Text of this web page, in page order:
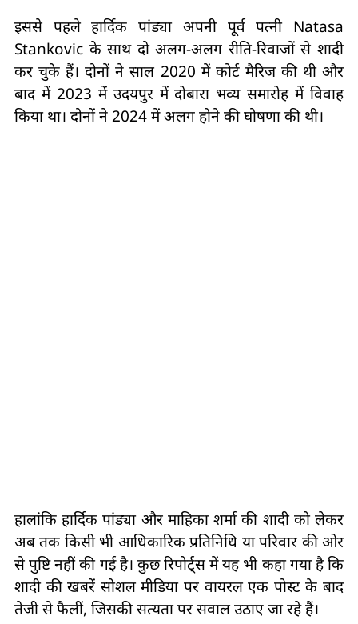
इससे पहले हार्दिक पांड्या अपनी पूर्व पत्नी Natasa
Stankovic के साथ दो अलग-अलग रीति-रिवाजों से शादी
कर चुके हैं। दोनों ने साल 2020 में कोर्ट मैरिज की थी और
बाद में 2023 में उदयपुर में दोबारा भव्य समारोह में विवाह
किया था। दोनों ने 2024 में अलग होने की घोषणा की थी।
हालांकि हार्दिक पांड्या और माहिका शर्मा की शादी को लेकर
अब तक किसी भी आधिकारिक प्रतिनिधि या परिवार की ओर
से पुष्टि नहीं की गई है। कुछ रिपोर्ट्स में यह भी कहा गया है कि
शादी की खबरें सोशल मीडिया पर वायरल एक पोस्ट के बाद
तेजी से फैलीं, जिसकी सत्यता पर सवाल उठाए जा रहे हैं।